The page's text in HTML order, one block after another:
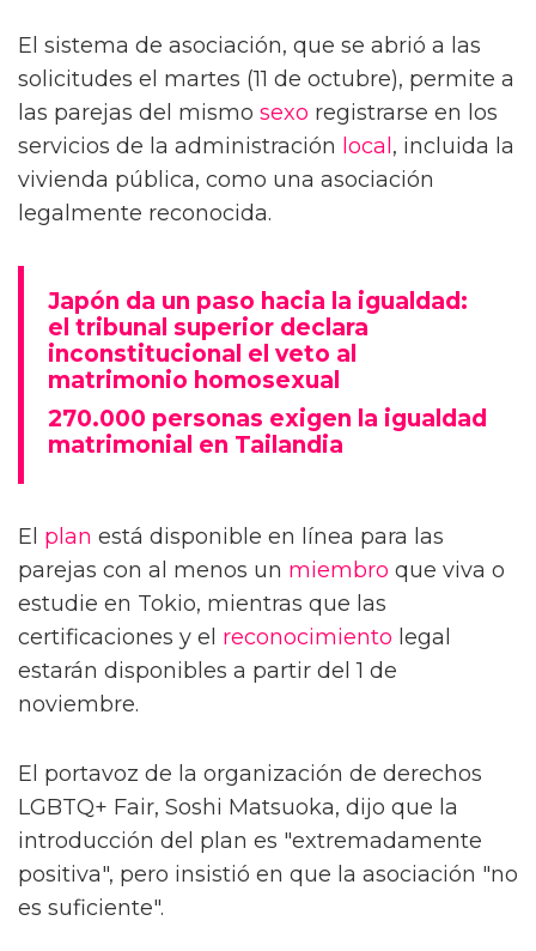
El sistema de asociación, que se abrió a las
solicitudes el martes (11 de octubre), permite a
las parejas del mismo sexo registrarse en los
servicios de la administración local, incluida la
vivienda pública, como una asociación
legalmente reconocida.
Japón da un paso hacia la igualdad:
el tribunal superior declara
inconstitucional el veto al
matrimonio homosexual
270.000 personas exigen la igualdad
matrimonial en Tailandia
El plan está disponible en línea para las
parejas con al menos un miembro que viva o
estudie en Tokio, mientras que las
certificaciones y el reconocimiento legal
estarán disponibles a partir del 1 de
noviembre.
El portavoz de la organización de derechos
LGBTQ+ Fair, Soshi Matsuoka, dijo que la
introducción del plan es "extremadamente
positiva", pero insistió en que la asociación "no
es suficiente".